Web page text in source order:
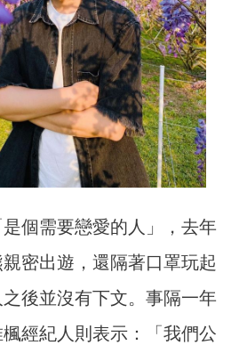
個需要戀愛的人」，去年
密出遊，還隔著口罩玩起
後並沒有下文。事隔一年
經紀人則表示：「我們公